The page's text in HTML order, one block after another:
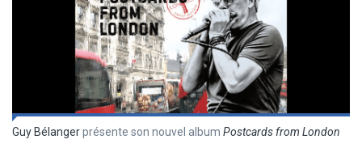
Guy Bélangerprésente son nouvel album Postcards from London